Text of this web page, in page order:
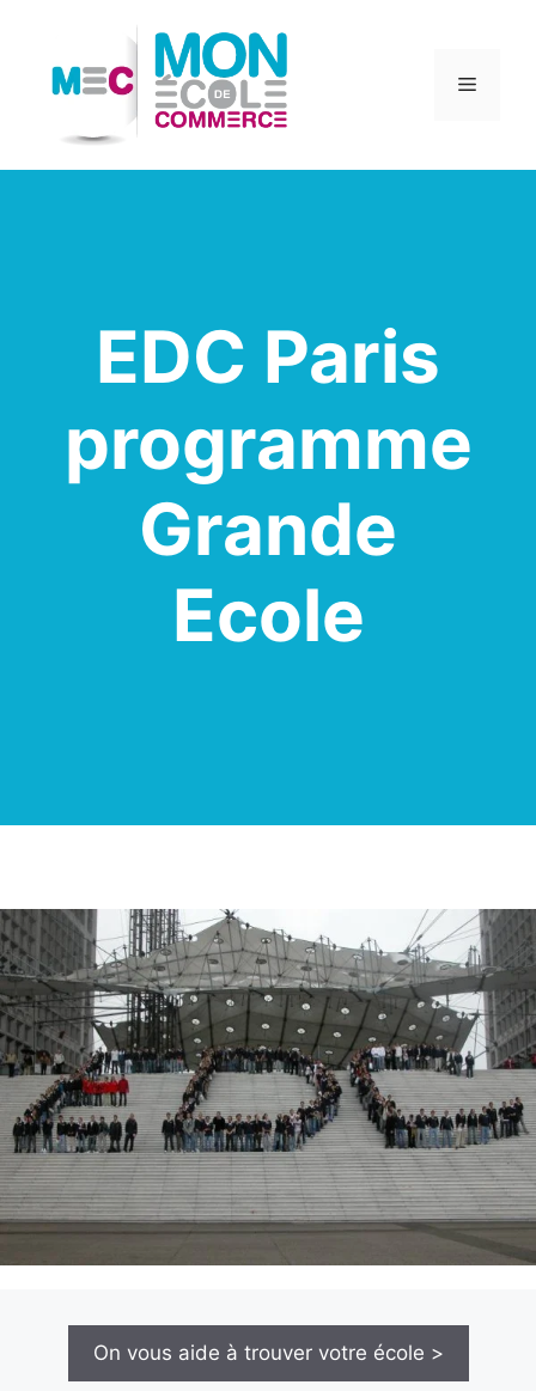
contenu
Menu
EDC Paris
programme
Grande
Ecole
On vous aide à trouver votre école >